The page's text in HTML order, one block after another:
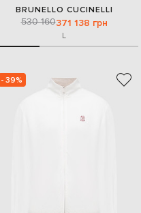
BRUNELLO CUCINELLI
530 160371 138 грн
L
- 39%